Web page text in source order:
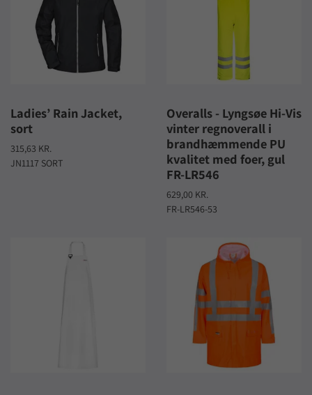
Ladies’ Rain Jacket,
sort
315,63 KR.
JN1117 SORT
Overalls - Lyngsøe Hi-Vis
vinter regnoverall i
brandhæmmende PU
kvalitet med foer, gul
FR-LR546
629,00 KR.
FR-LR546-53